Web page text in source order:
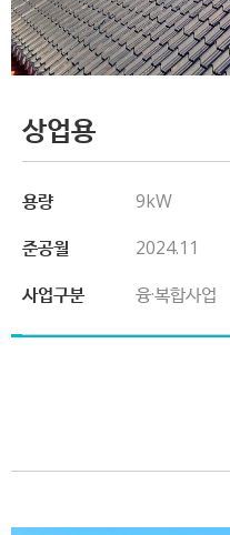
상업용
용량
9kW
준공월
2024.11
사업구분
융·복합사업